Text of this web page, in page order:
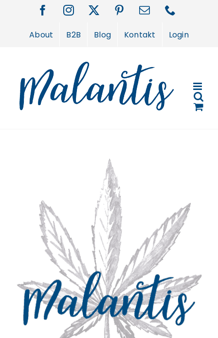
springen
FacebookInstagram Pinterest
E-
About B2B Blog Kontakt Login
Auf was hat sich Malantis spezialisiert?